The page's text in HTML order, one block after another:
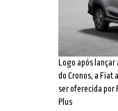
Logo após lançar
do Cronos, a Fiat
ser oferecida por
Plus